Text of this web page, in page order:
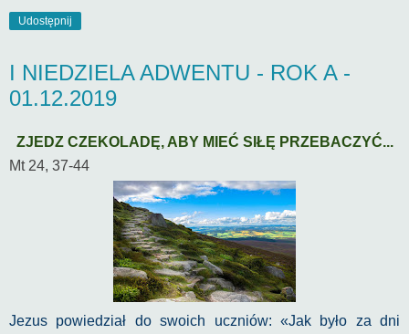
Udostępnij
I NIEDZIELA ADWENTU - ROK A -
01.12.2019
ZJEDZ CZEKOLADĘ, ABY MIEĆ SIŁĘ PRZEBACZYĆ...
Mt 24, 37-44
Jezus powiedział do swoich uczniów: «Jak było za dni